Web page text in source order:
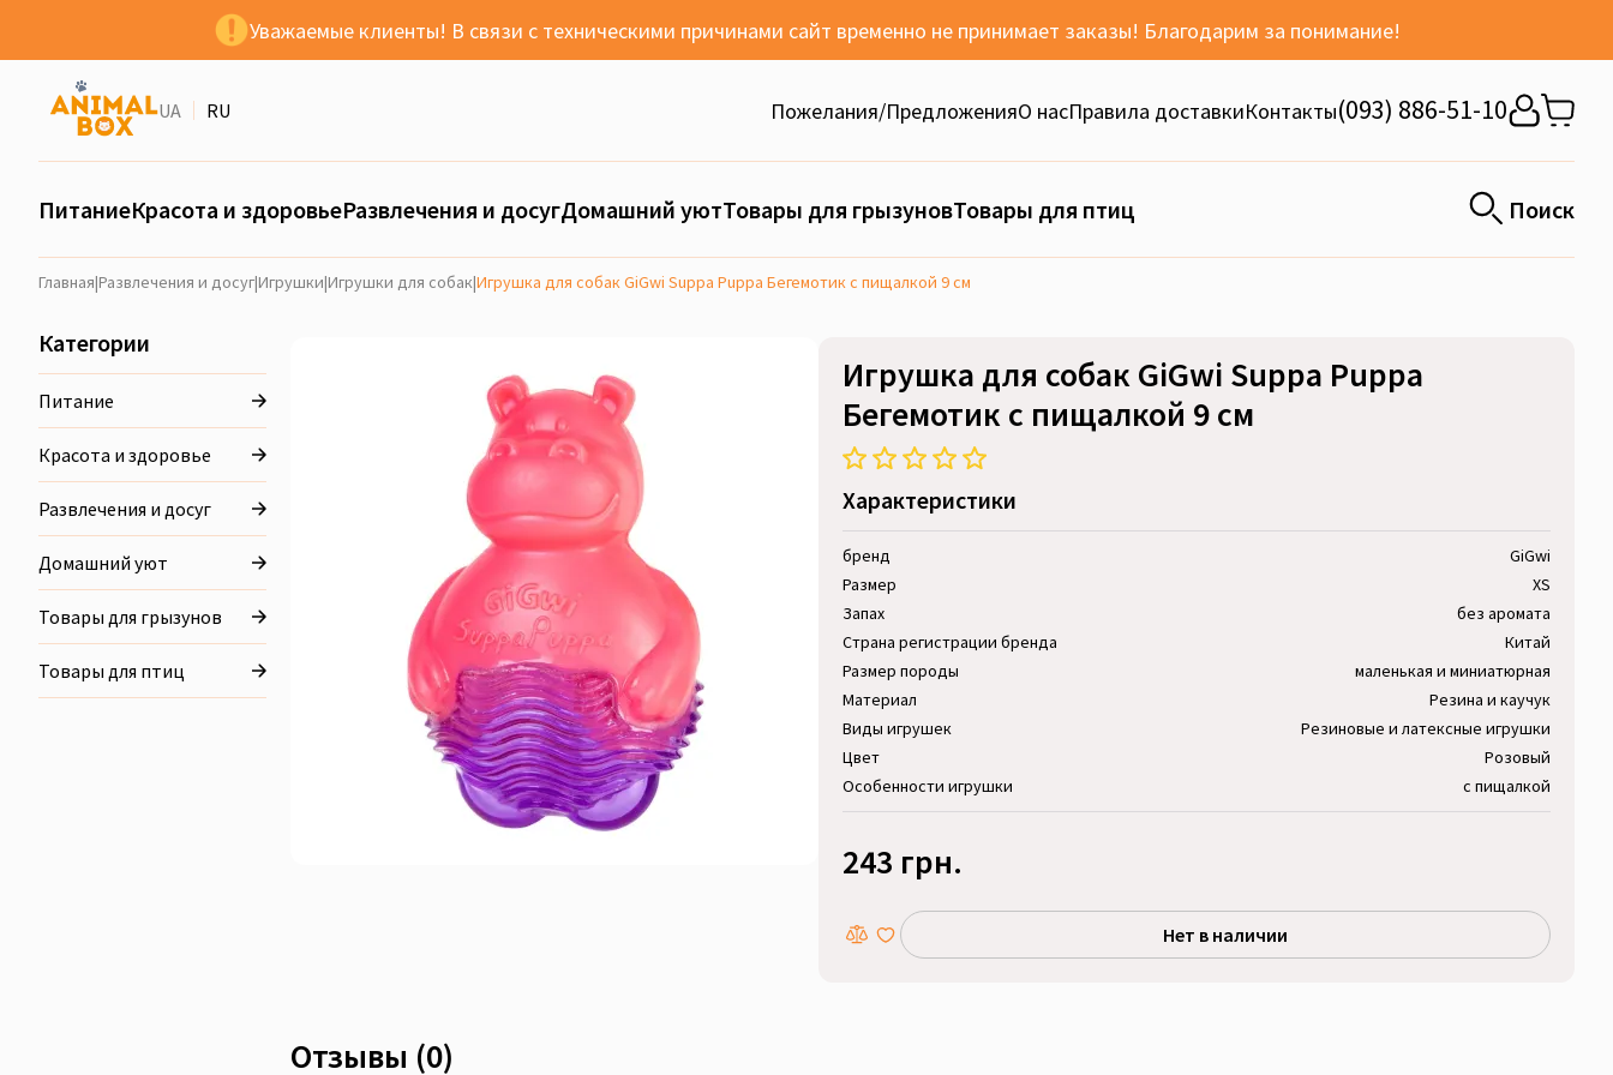
Уважаемые клиенты! В связи с техническими причинами сайт временно не принимает заказы! Благодарим за понимание!
UA RU Пожелания/ПредложенияО насПравила доставкиКонтакты(093) 886-51-10
ПитаниеКрасота и здоровьеРазвлечения и досугДомашний уютТовары для грызуновТовары для птиц Поиск
Главная|Развлечения и досуг|Игрушки|Игрушки для собак|Игрушка для собак GiGwi Suppa Puppa Бегемотик с пищалкой 9 см
Категории
Питание
Красота и здоровье
Развлечения и досуг
Домашний уют
Товары для грызунов
Товары для птиц
Игрушка для собак GiGwi Suppa Puppa
Бегемотик с пищалкой 9 см
Характеристики
бренд
GiGwi
Размер
XS
Запах
без аромата
Страна регистрации бренда
Китай
Размер породы
маленькая и миниатюрная
Материал
Резина и каучук
Виды игрушек
Резиновые и латексные игрушки
Цвет
Розовый
Особенности игрушки
с пищалкой
243 грн.
Нет в наличии
Отзывы (0)